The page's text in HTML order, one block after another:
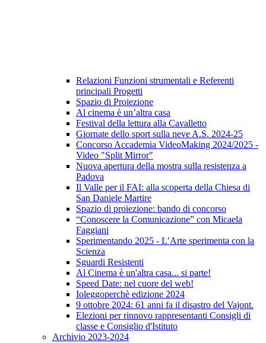
Relazioni Funzioni strumentali e Referenti
principali Progetti
Spazio di Proiezione
Al cinema è un’altra casa
Festival della lettura alla Cavalletto
Giornate dello sport sulla neve A.S. 2024-25
Concorso Accademia VideoMaking 2024/2025 -
Video "Split Mirror"
Nuova apertura della mostra sulla resistenza a
Padova
Il Valle per il FAI: alla scoperta della Chiesa di
San Daniele Martire
Spazio di proiezione: bando di concorso
“Conoscere la Comunicazione” con Micaela
Faggiani
Sperimentando 2025 - L’Arte sperimenta con la
Scienza
Sguardi Resistenti
Al Cinema è un'altra casa... si parte!
Speed Date: nel cuore del web!
Ioleggoperchè edizione 2024
9 ottobre 2024: 61 anni fa il disastro del Vajont.
Elezioni per rinnovo rappresentanti Consigli di
classe e Consiglio d'Istituto
Archivio 2023-2024